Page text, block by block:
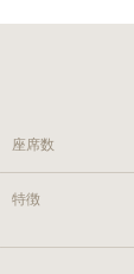
座席数
特徴